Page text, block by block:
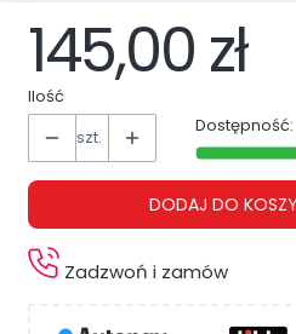
Cena
145,00 zł
Ilość
szt.
Dostępność:
DODAJ DO
Zadzwoń i zamów